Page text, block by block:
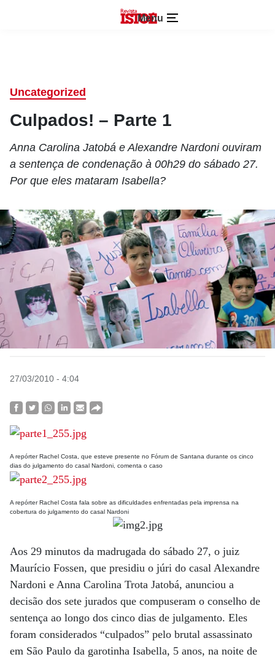
Menu
Uncategorized
Culpados! – Parte 1
Anna Carolina Jatobá e Alexandre Nardoni ouviram
a sentença de condenação à 00h29 do sábado 27.
Por que eles mataram Isabella?
27/03/2010 - 4:04
A repórter Rachel Costa, que esteve presente no Fórum de Santana durante os cinco
dias do julgamento do casal Nardoni, comenta o caso
A repórter Rachel Costa fala sobre as dificuldades enfrentadas pela imprensa na
cobertura do julgamento do casal Nardoni
Aos 29 minutos da madrugada do sábado 27, o juiz
Maurício Fossen, que presidiu o júri do casal Alexandre
Nardoni e Anna Carolina Trota Jatobá, anunciou a
decisão dos sete jurados que compuseram o conselho de
sentença ao longo dos cinco dias de julgamento. Eles
foram considerados “culpados” pelo brutal assassinato
em São Paulo da garotinha Isabella, 5 anos, na noite de